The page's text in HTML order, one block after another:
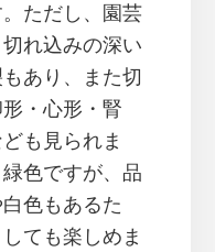
ただし、園芸
れ込みの深い
あり、また切
・心形・腎
も見られま
色ですが、品
色もあるた
ても楽しめま